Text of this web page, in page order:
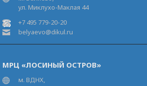
ул. Миклухо-Маклая 44
+7 495 779-20-20
belyaevo@dikul.ru
МРЦ «ЛОСИНЫЙ ОСТРОВ»
м. ВДНХ,